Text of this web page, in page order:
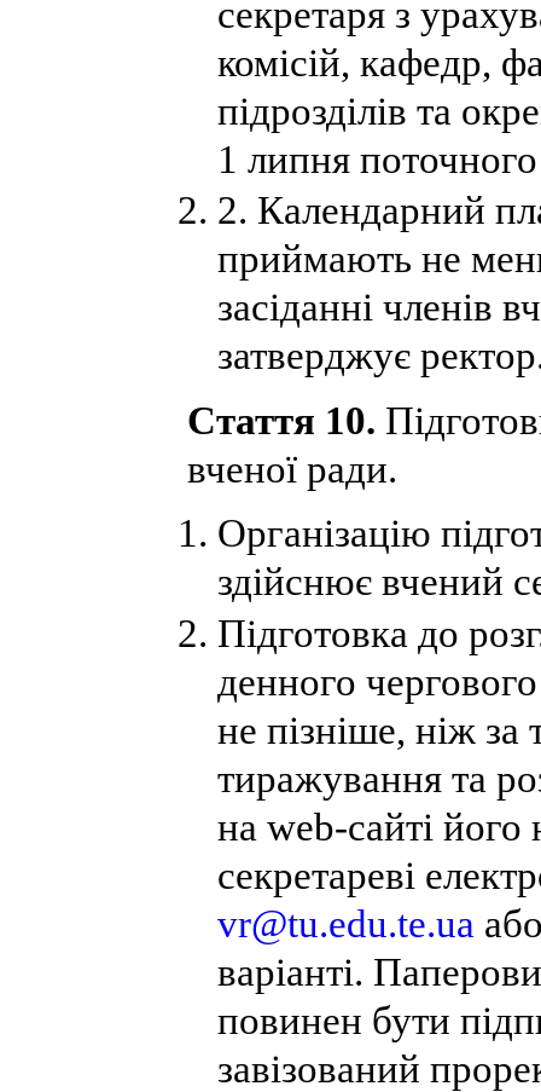
секретаря з
комісій, кафедр,
підрозділів та
1 липня
2. Календарний
приймають не
засіданні членів
затверджує
Стаття 10.
вченої ради.
Організацію
здійснює вчений
Підготовка до
денного
не пізніше, ніж
тиражування та
на web-сайті
секретареві
vr@tu.edu.te.ua
варіанті.
повинен бути
завізований